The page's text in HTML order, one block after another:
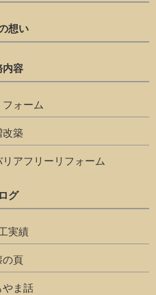
想い
内容
ォーム
改築
アフリーリフォーム
グ
実績
の頁
やま話